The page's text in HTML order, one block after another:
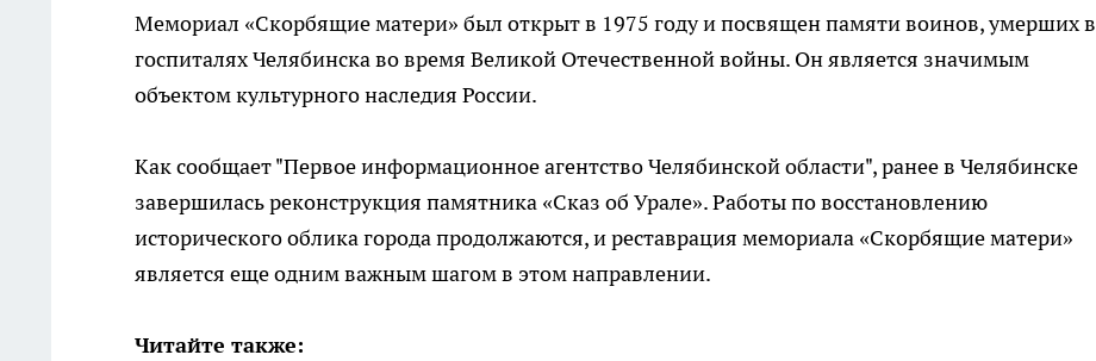
Мемориал «Скорбящие матери» был открыт в 1975 году и посвящен памяти воинов, умерших в
госпиталях Челябинска во время Великой Отечественной войны. Он является значимым
объектом культурного наследия России.
Как сообщает "Первое информационное агентство Челябинской области", ранее в Челябинске
завершилась реконструкция памятника «Сказ об Урале». Работы по восстановлению
исторического облика города продолжаются, и реставрация мемориала «Скорбящие матери»
является еще одним важным шагом в этом направлении.
Читайте также: